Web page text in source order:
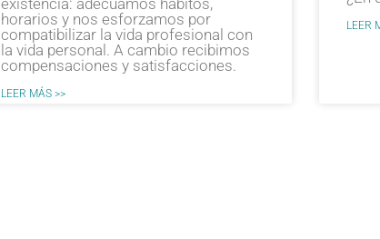
horarios y nos esforzamos por
compatibilizar la vida profesional con
la vida personal. A cam­bio recibimos
compensaciones y satis­facciones.
LEER MÁS >>
LEER